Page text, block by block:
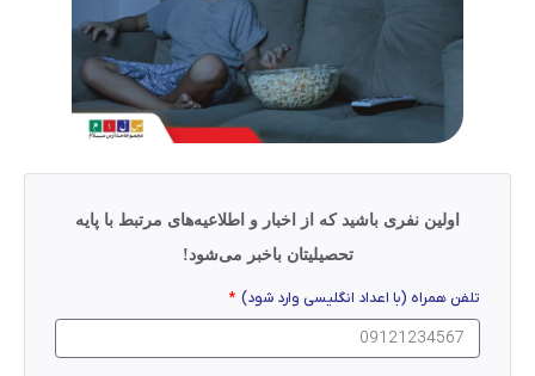
اولین نفری باشید که از اخبار و اطلاعیه‌های مرتبط با پایه
تحصیلیتان باخبر می‌شود!
تلفن همراه (با اعداد انگلیسی وارد شود)